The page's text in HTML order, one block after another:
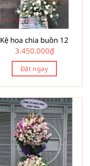
Kệ hoa chia buồn 12
3.450.000₫
Đặt ngay